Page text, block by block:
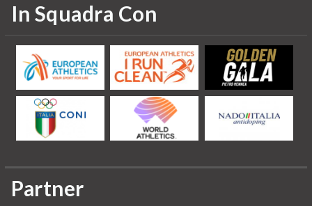
In Squadra Con
Partner